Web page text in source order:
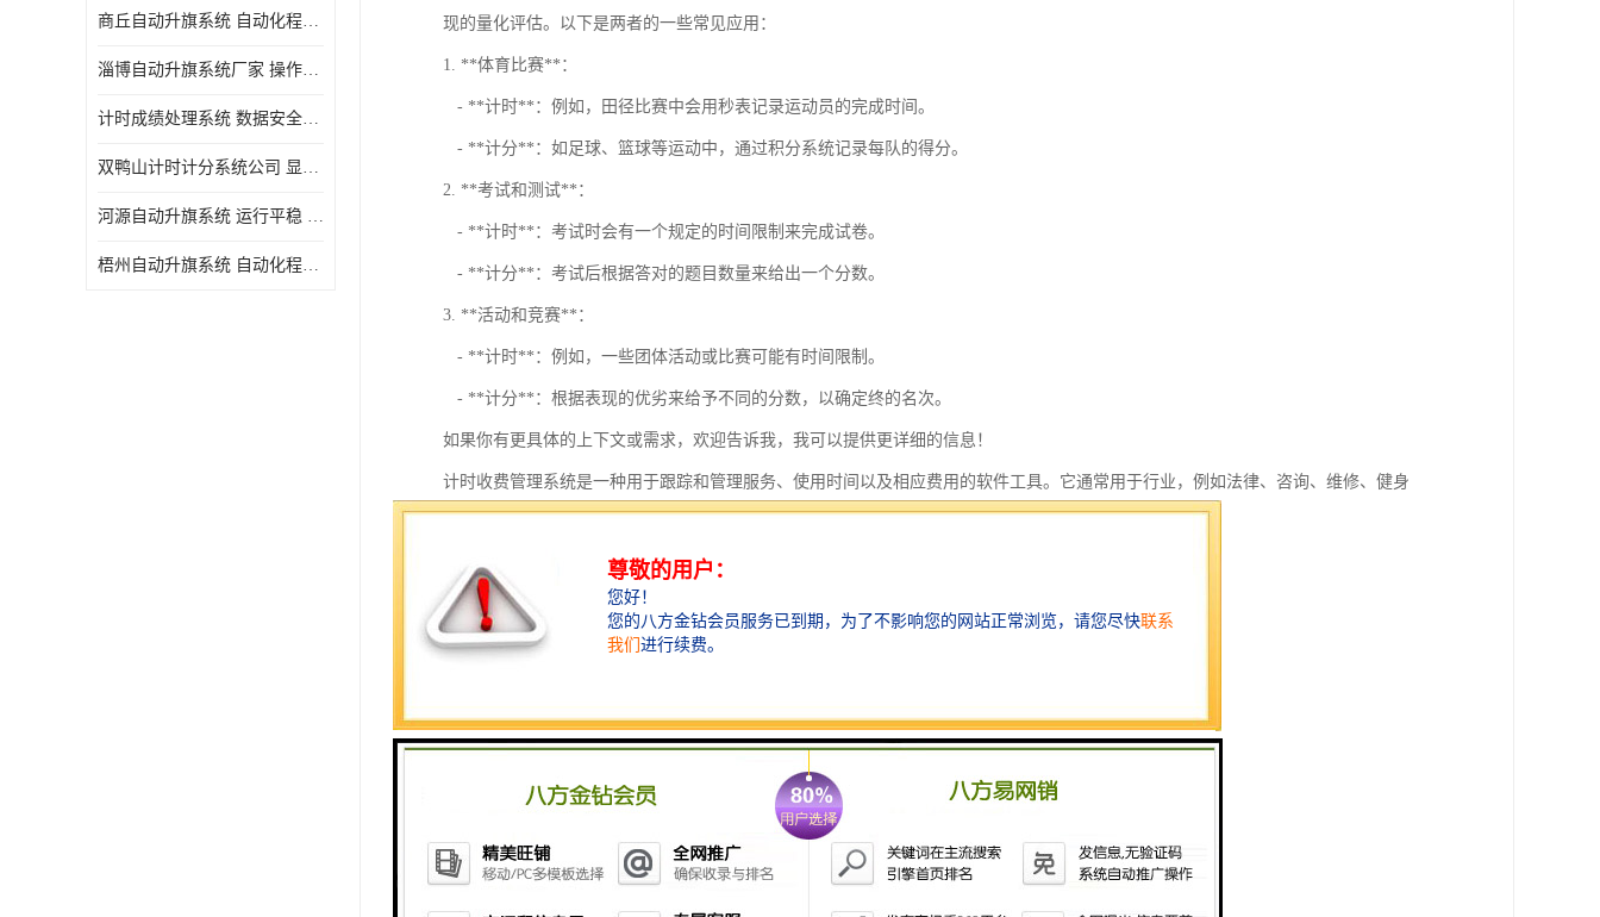
商丘自动升旗系统 自动化程度高 提高工作效率
淄博自动升旗系统厂家 操作简单 提高工作效率
计时成绩处理系统 数据安全稳定准确 提升场馆形象 操作简便
双鸭山计时计分系统公司 显示效果好 提升场馆形象
河源自动升旗系统 运行平稳 设计简单 灵活
梧州自动升旗系统 自动化程度高 性价比高
现的量化评估。以下是两者的一些常见应用：
1. **体育比赛**：
- **计时**：例如，田径比赛中会用秒表记录运动员的完成时间。
- **计分**：如足球、篮球等运动中，通过积分系统记录每队的得分。
2. **考试和测试**：
- **计时**：考试时会有一个规定的时间限制来完成试卷。
- **计分**：考试后根据答对的题目数量来给出一个分数。
3. **活动和竞赛**：
- **计时**：例如，一些团体活动或比赛可能有时间限制。
- **计分**：根据表现的优劣来给予不同的分数，以确定终的名次。
如果你有更具体的上下文或需求，欢迎告诉我，我可以提供更详细的信息！
计时收费管理系统是一种用于跟踪和管理服务、使用时间以及相应费用的软件工具。它通常用于行业，例如法律、咨询、维修、健身
以下是一个计时收费管理系统可能具备的功能模块：
1. **用户管理**：
- 用户注册和登录
2. **项目管理**：
- 为每个项目设置计费标准（如按小时收费）
3. **时间记录**：